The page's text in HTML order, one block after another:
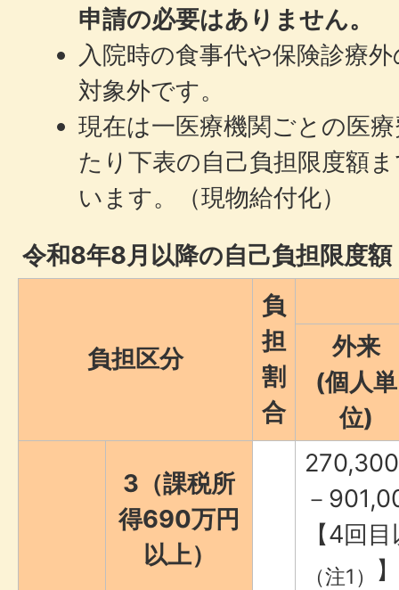
申請の必要はありません。
入院時の食事代や保険診療
対象外です。
現在は一医療機関ごとの医
たり下表の自己負担限度額
います。（現物給付化）
令和8年8月以降の自己負担限度額
負担区分
負
担
割
合
外来
(個人単
位)
3（課税所
得690万円
以上）
－
【4回
（注1） 】